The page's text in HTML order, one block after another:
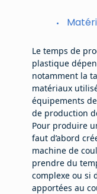
Le temps de
plastique
notamment la
matériaux
équipements
de production
Pour produire
faut d’abord
machine de
prendre du
complexe ou si
apportées au